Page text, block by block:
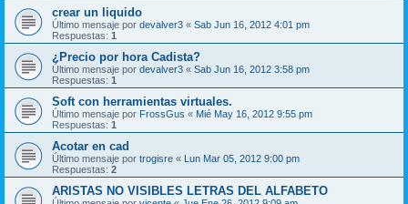
crear un liquido
Último mensaje por devalver3 « Sab Jun 16, 2012 4:01 pm
Respuestas: 1
¿Precio por hora Cadista?
Último mensaje por devalver3 « Sab Jun 16, 2012 3:58 pm
Respuestas: 1
Soft con herramientas virtuales.
Último mensaje por FrossGus « Mié May 16, 2012 9:55 pm
Respuestas: 1
Acotar en cad
Último mensaje por trogisre « Lun Mar 05, 2012 9:00 pm
Respuestas: 2
ARISTAS NO VISIBLES LETRAS DEL ALFABETO